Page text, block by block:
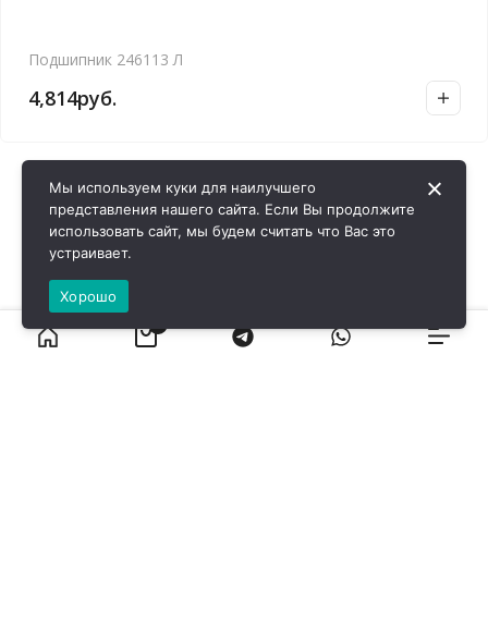
Подшипник 246113 Л
4,814руб.
Мы используем куки для наилучшего
представления нашего сайта. Если Вы продолжите
использовать сайт, мы будем считать что Вас это
устраивает.
Хорошо